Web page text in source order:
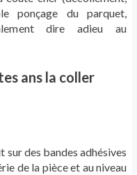
ponçage du parquet,
dire adieu au
ans la coller
sur des bandes adhésives
de la pièce et au niveau